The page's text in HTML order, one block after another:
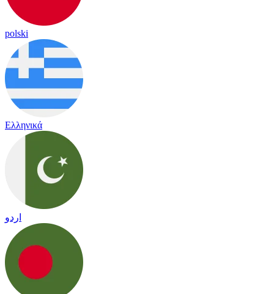
polski
Ελληνικά
اردو